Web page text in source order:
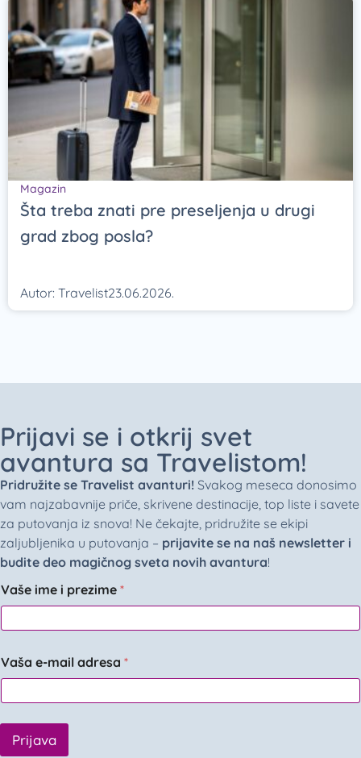
Magazin
Šta treba znati pre preseljenja u drugi
grad zbog posla?
Autor: Travelist23.06.2026.
Prijavi se i otkrij svet
avantura sa Travelistom!
Pridružite se Travelist avanturi! Svakog meseca donosimo
vam najzabavnije priče, skrivene destinacije, top liste i savete
za putovanja iz snova! Ne čekajte, pridružite se ekipi
zaljubljenika u putovanja – prijavite se na naš newsletter i
budite deo magičnog sveta novih avantura!
Vaše ime i prezime *
Vaša e-mail adresa *
Prijava